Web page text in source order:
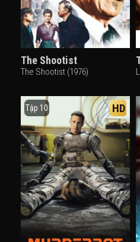
The Shootist
The Shootist (1976)
Tập 10 HD